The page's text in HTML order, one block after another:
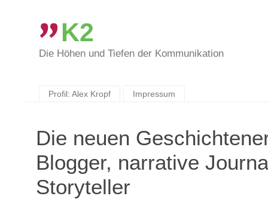
K2
Die Höhen und Tiefen der Kommunikation
Profil: Alex Kropf
Impressum
Die neuen
Blogger, narrative
Storyteller